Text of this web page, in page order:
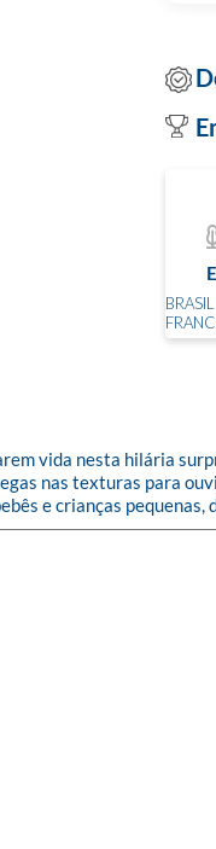
BRASIL
vida nesta hilária
nas texturas para
e crianças pequenas,